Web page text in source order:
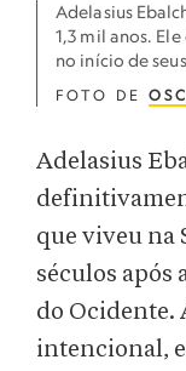
Adelasius
1,3 mil anos.
no início de
FOTO DE
Adelasius
que viveu na
séculos após
do Ocidente.
intencional,